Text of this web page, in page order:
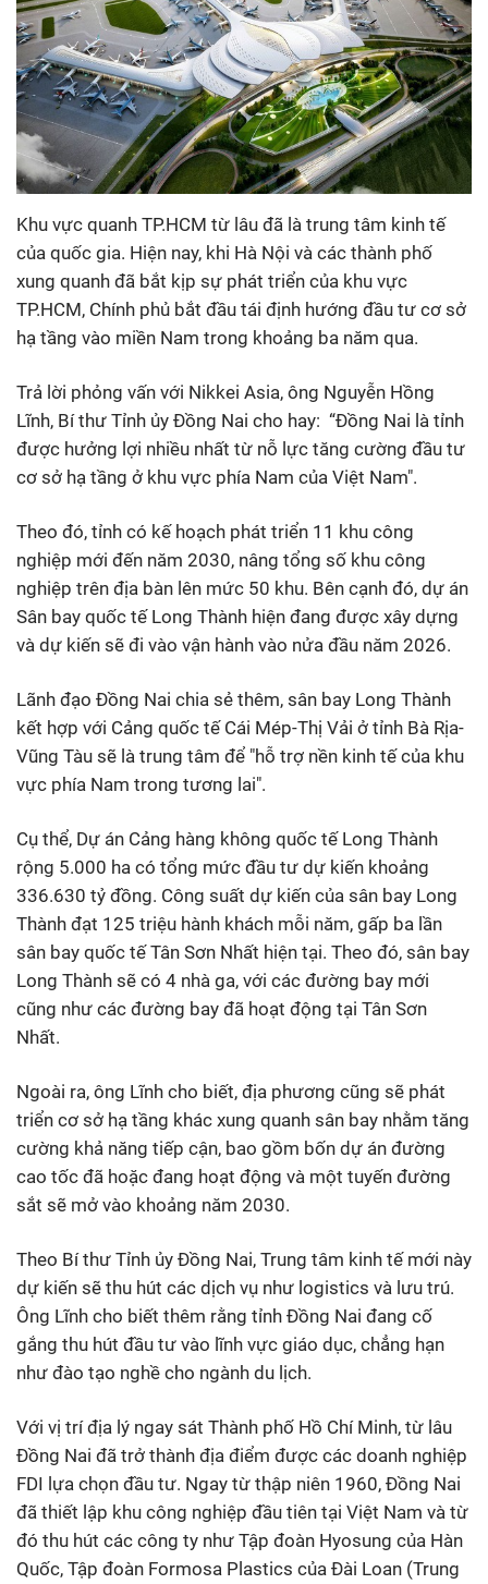
Khu vực quanh TP.HCM từ lâu đã là trung tâm kinh tế
của quốc gia. Hiện nay, khi Hà Nội và các thành phố
xung quanh đã bắt kịp sự phát triển của khu vực
TP.HCM, Chính phủ bắt đầu tái định hướng đầu tư cơ sở
hạ tầng vào miền Nam trong khoảng ba năm qua.
Trả lời phỏng vấn với Nikkei Asia, ông Nguyễn Hồng
Lĩnh, Bí thư Tỉnh ủy Đồng Nai cho hay: “Đồng Nai là tỉnh
được hưởng lợi nhiều nhất từ nỗ lực tăng cường đầu tư
cơ sở hạ tầng ở khu vực phía Nam của Việt Nam".
Theo đó, tỉnh có kế hoạch phát triển 11 khu công
nghiệp mới đến năm 2030, nâng tổng số khu công
nghiệp trên địa bàn lên mức 50 khu. Bên cạnh đó, dự án
Sân bay quốc tế Long Thành hiện đang được xây dựng
và dự kiến sẽ đi vào vận hành vào nửa đầu năm 2026.
Lãnh đạo Đồng Nai chia sẻ thêm, sân bay Long Thành
kết hợp với Cảng quốc tế Cái Mép-Thị Vải ở tỉnh Bà Rịa-
Vũng Tàu sẽ là trung tâm để "hỗ trợ nền kinh tế của khu
vực phía Nam trong tương lai".
Cụ thể, Dự án Cảng hàng không quốc tế Long Thành
rộng 5.000 ha có tổng mức đầu tư dự kiến khoảng
336.630 tỷ đồng. Công suất dự kiến của sân bay Long
Thành đạt 125 triệu hành khách mỗi năm, gấp ba lần
sân bay quốc tế Tân Sơn Nhất hiện tại. Theo đó, sân bay
Long Thành sẽ có 4 nhà ga, với các đường bay mới
cũng như các đường bay đã hoạt động tại Tân Sơn
Nhất.
Ngoài ra, ông Lĩnh cho biết, địa phương cũng sẽ phát
triển cơ sở hạ tầng khác xung quanh sân bay nhằm tăng
cường khả năng tiếp cận, bao gồm bốn dự án đường
cao tốc đã hoặc đang hoạt động và một tuyến đường
sắt sẽ mở vào khoảng năm 2030.
Theo Bí thư Tỉnh ủy Đồng Nai, Trung tâm kinh tế mới này
dự kiến sẽ thu hút các dịch vụ như logistics và lưu trú.
Ông Lĩnh cho biết thêm rằng tỉnh Đồng Nai đang cố
gắng thu hút đầu tư vào lĩnh vực giáo dục, chẳng hạn
như đào tạo nghề cho ngành du lịch.
Với vị trí địa lý ngay sát Thành phố Hồ Chí Minh, từ lâu
Đồng Nai đã trở thành địa điểm được các doanh nghiệp
FDI lựa chọn đầu tư. Ngay từ thập niên 1960, Đồng Nai
đã thiết lập khu công nghiệp đầu tiên tại Việt Nam và từ
đó thu hút các công ty như Tập đoàn Hyosung của Hàn
Quốc, Tập đoàn Formosa Plastics của Đài Loan (Trung